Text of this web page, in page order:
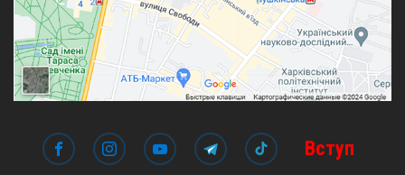
Вступ